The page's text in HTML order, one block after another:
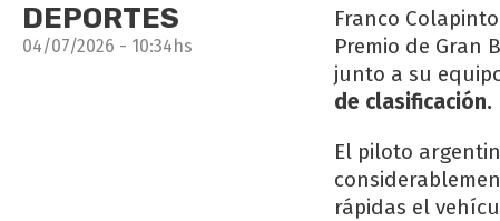
DEPORTES
04/07/2026 - 10:34hs
Franco
Premio de Gran
junto a su
de clasificación.
El piloto
rápidas el